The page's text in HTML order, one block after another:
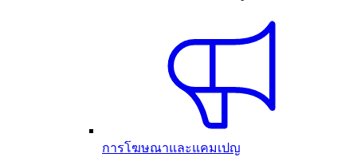
การโฆษณาและแคมเปญ